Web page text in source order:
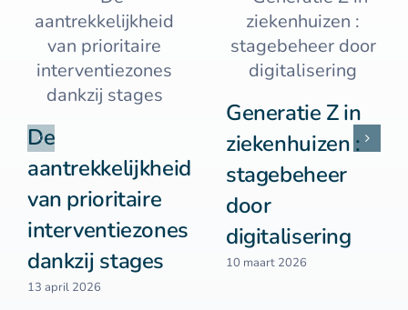
De
aantrekkelijkheid
van prioritaire
interventiezones
dankzij stages
13 april 2026
Generatie Z in
ziekenhuizen :
stagebeheer
door
digitalisering
10 maart 2026